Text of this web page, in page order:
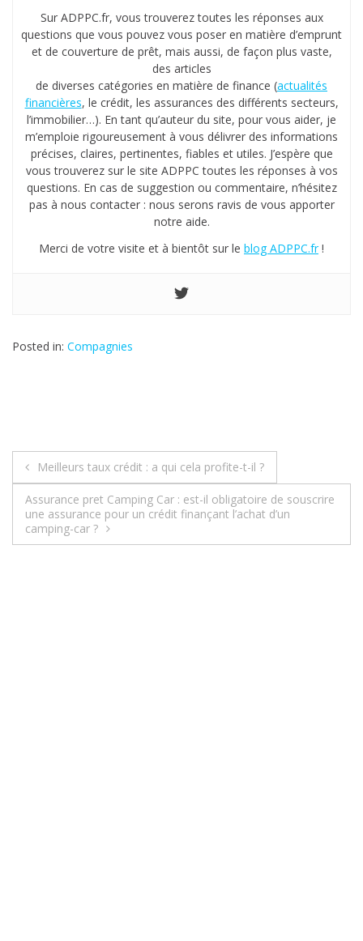
Sur ADPPC.fr, vous trouverez toutes les réponses aux
questions que vous pouvez vous poser en matière d’emprunt
et de couverture de prêt, mais aussi, de façon plus vaste,
des articles
de diverses catégories en matière de finance (actualités
financières, le crédit, les assurances des différents secteurs,
l’immobilier…). En tant qu’auteur du site, pour vous aider, je
m’emploie rigoureusement à vous délivrer des informations
précises, claires, pertinentes, fiables et utiles. J’espère que
vous trouverez sur le site ADPPC toutes les réponses à vos
questions. En cas de suggestion ou commentaire, n’hésitez
pas à nous contacter : nous serons ravis de vous apporter
notre aide.
Merci de votre visite et à bientôt sur le blog ADPPC.fr!
Posted in: Compagnies
N
a
v
Meilleurs taux crédit : a qui cela profite-t-il ?
Assurance pret Camping Car : est-il obligatoire de souscrire
une assurance pour un crédit finançant l’achat d’un
camping-car ?